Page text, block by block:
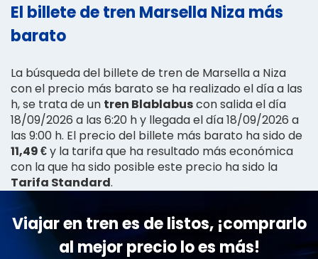
El billete de tren Marsella Niza más
barato
La búsqueda del billete de tren de Marsella a Niza
con el precio más barato se ha realizado el día a las
h, se trata de un tren Blablabuscon salida el día
18/09/2026 a las 6:20 h y llegada el día 18/09/2026 a
las 9:00 h. El precio del billete más barato ha sido de
11,49 €y la tarifa que ha resultado más económica
con la que ha sido posible este precio ha sido la
Tarifa Standard.
Viajar en tren es de listos, ¡comprarlo
al mejor precio lo es más!